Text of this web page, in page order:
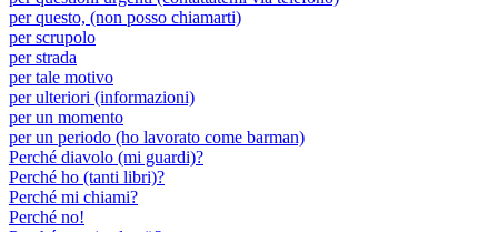
per questo, (non posso chiamarti)
per scrupolo
per strada
per tale motivo
per ulteriori (informazioni)
per un momento
per un periodo (ho lavorato come barman)
Perché diavolo (mi guardi)?
Perché ho (tanti libri)?
Perché mi chiami?
Perché no!